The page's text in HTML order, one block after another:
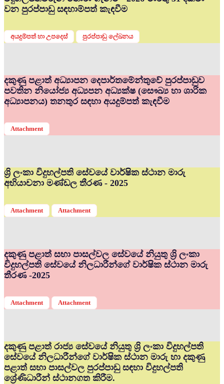
වන පුරප්පාඩු සඳහාම්පත් කැඳවීම
අයදුම්පත් හා උපදෙස් පුරප්පාඩු ලේඛනය
දකුණු පළාත් අධ්‍යාපන දෙපාර්තමේන්තුවේ පුරප්පාඩුව
පවතින නියෝජ්‍ය අධ්‍යපන අධ්‍යක්ෂ (සෞඛ්‍ය හා ශාරික
අධ්‍යාපනය) තනතුර සඳහා අයදුම්පත් කැඳවීම
Attachment
ශ්‍රි ලංකා විදුහල්පති සේවයේ වාර්ෂික ස්ථාන මාරු
අභියාචනා මණ්ඩල තීරණ - 2025
Attachment Attachment
දකුණු පළාත් සභා පාසල්වල සේවයේ නියුතු ශ්‍රි ලංකා
විදුහල්පති සේවයේ නිලධාරීන්ගේ වාර්ෂික ස්ථාන මාරු
තීරණ -2025
Attachment Attachment
දකුණු පළාත් රාජ්‍ය සේවයේ නියුතු ශ්‍රි ලංකා විදුහල්පති
සේවයේ නිලධාරීන්ගේ වාර්ෂික ස්ථාන මාරු හා දකුණු
පළාත් සභා පාසල්වල පුරප්පාඩු සඳහා විදුහල්පති
ශ්‍රේණිධාරීන් ස්ථානගත කිරීම.